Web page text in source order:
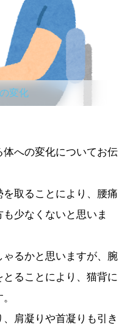
変化
への変化についてお伝
取ることにより、腰痛
少なくないと思いま
るかと思いますが、腕
ることにより、猫背に
肩凝りや首凝りも引き